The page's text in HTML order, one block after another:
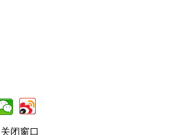
关闭窗口